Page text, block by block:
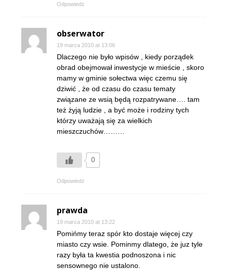
Odpowiedz
obserwator
19 marca 2010 at 13:06
Dlaczego nie było wpisów , kiedy porządek
obrad obejmował inwestycje w mieście , skoro
mamy w gminie sołectwa więc czemu się
dziwić , że od czasu do czasu tematy
związane ze wsią będą rozpatrywane…. tam
też żyją ludzie , a być może i rodziny tych
którzy uważają się za wielkich
mieszczuchów………
0
Odpowiedz
prawda
19 marca 2010 at 13:22
Pomińmy teraz spór kto dostaje więcej czy
miasto czy wsie. Pominmy dlatego, że juz tyle
razy była ta kwestia podnoszona i nic
sensownego nie ustalono.